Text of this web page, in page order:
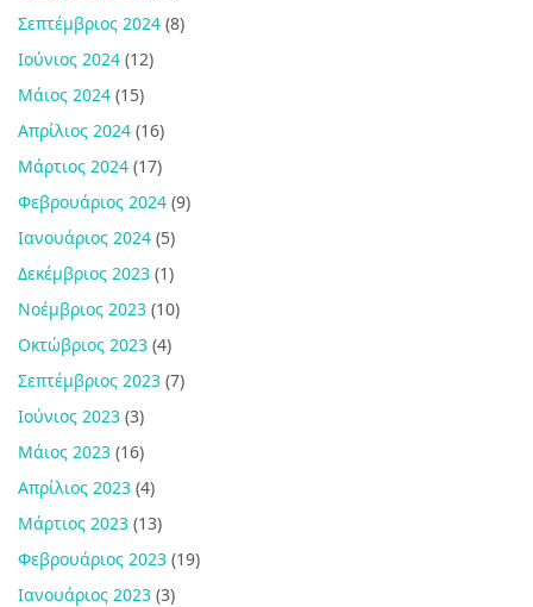
Σεπτέμβριος 2024 (8)
Ιούνιος 2024 (12)
Μάιος 2024 (15)
Απρίλιος 2024 (16)
Μάρτιος 2024 (17)
Φεβρουάριος 2024 (9)
Ιανουάριος 2024 (5)
Δεκέμβριος 2023 (1)
Νοέμβριος 2023 (10)
Οκτώβριος 2023 (4)
Σεπτέμβριος 2023 (7)
Ιούνιος 2023 (3)
Μάιος 2023 (16)
Απρίλιος 2023 (4)
Μάρτιος 2023 (13)
Φεβρουάριος 2023 (19)
Ιανουάριος 2023 (3)